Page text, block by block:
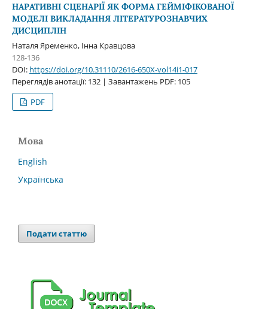
НАРАТИВНІ СЦЕНАРІЇ ЯК ФОРМА ГЕЙМІФІКОВАНОЇ
МОДЕЛІ ВИКЛАДАННЯ ЛІТЕРАТУРОЗНАВЧИХ
ДИСЦИПЛІН
Наталя Яременко, Інна Кравцова
128-136
DOI: https://doi.org/10.31110/2616-650X-vol14i1-017
Переглядів анотації: 132 | Завантажень PDF: 105
PDF
Мова
English
Українська
Подати статтю